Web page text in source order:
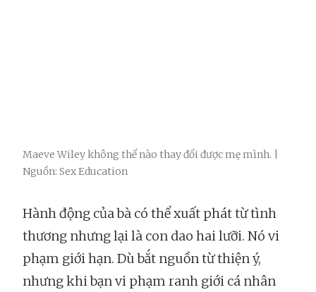
Maeve Wiley không thể nào thay đổi được mẹ mình. |
Nguồn: Sex Education
Hành động của bà có thể xuất phát từ tình
thương nhưng lại là con dao hai lưỡi. Nó vi
phạm giới hạn. Dù bắt nguồn từ thiện ý,
nhưng khi bạn vi phạm ranh giới cá nhân